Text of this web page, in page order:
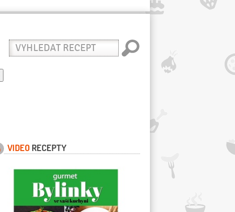
Vyhledat
recept
VIDEO RECEPTY